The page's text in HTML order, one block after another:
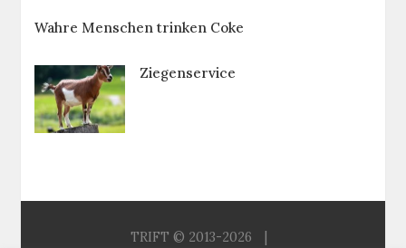
Wahre Menschen trinken Coke
Ziegenservice
TRIFT © 2013-2026